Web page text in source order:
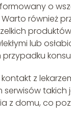
o
również
lub
z
takich
z domu, co